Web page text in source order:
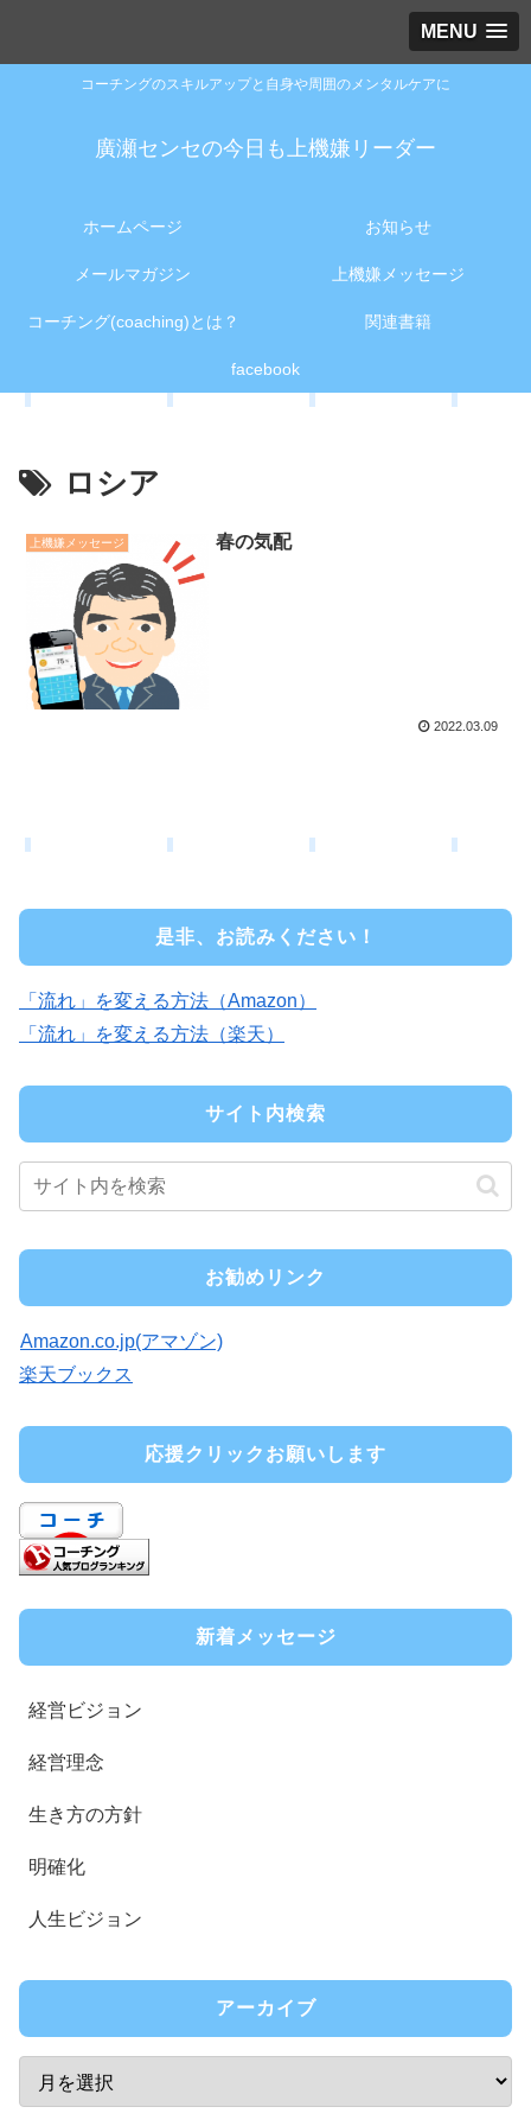
MENU
コーチングのスキルアップと自身や周囲のメンタルケアに
廣瀬センセの今日も上機嫌リーダー
ホームページ お知らせ
メールマガジン 上機嫌メッセージ
コーチング(coaching)とは？ 関連書籍
facebook
ロシア
上機嫌メッセージ 春の気配
2022.03.09
是非、お読みください！
「流れ」を変える方法（Amazon）
「流れ」を変える方法（楽天）
サイト内検索
お勧めリンク
Amazon.co.jp(アマゾン)
楽天ブックス
応援クリックお願いします
新着メッセージ
経営ビジョン
経営理念
生き方の方針
明確化
人生ビジョン
アーカイブ